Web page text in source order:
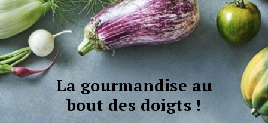
La gourmandise au
bout des doigts !